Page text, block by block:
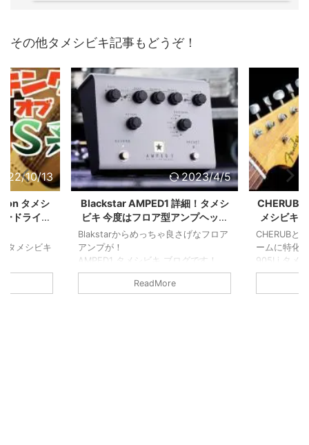
その他タメシビキ記事もどうぞ！
10/13
タメシ
ドライブ
タメシビキ
言える歪
2023/4/5
Blackstar AMPED1 詳細！タメシ
ビキ 今度はフロア型アンプヘッド
だ！
Blakstarからめっちゃ良さげなフロア
アンプが！
AMPED1 タメシビキ ブログです！
・軽量
・素直な100W出音ReadMore
CHERUB
メシビキ
CHERUBと
ームに特化
905Li タメ
TCのクリッ